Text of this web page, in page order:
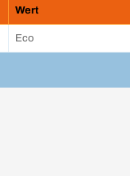
Wert
Eco